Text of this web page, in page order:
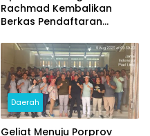
Rachmad Kembalikan
Berkas Pendaftaran
Provinsi Jambi
Daerah
Geliat Menuju Porprov